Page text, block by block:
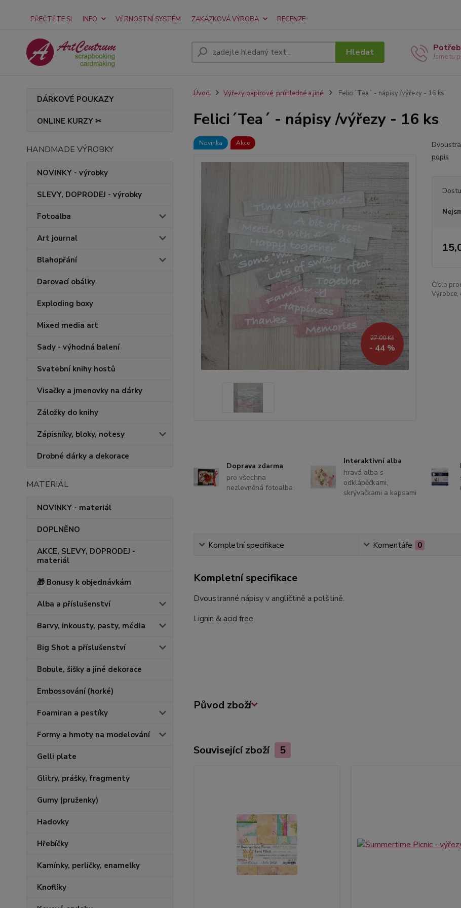
PŘEČTĚTE SI INFO VĚRNOSTNÍ SYSTÉM ZAKÁZKOVÁ VÝROBA RECENZE
Hledat Jsme tu
DÁRKOVÉ POUKAZY
ONLINE KURZY ✂
HANDMADE VÝROBKY
NOVINKY - výrobky
SLEVY, DOPRODEJ - výrobky
Fotoalba
Art journal
Blahopřání
Darovací obálky
Exploding boxy
Mixed media art
Sady - výhodná balení
Svatební knihy hostů
Visačky a jmenovky na dárky
Záložky do knihy
Zápisníky, bloky, notesy
Drobné dárky a dekorace
MATERIÁL
NOVINKY - materiál
DOPLNĚNO
AKCE, SLEVY, DOPRODEJ -
materiál
🎁 Bonusy k objednávkám
Alba a příslušenství
Barvy, inkousty, pasty, média
Big Shot a příslušenství
Bobule, šišky a jiné dekorace
Embossování (horké)
Foamiran a pestíky
Formy a hmoty na modelování
Gelli plate
Glitry, prášky, fragmenty
Gumy (pruženky)
Hadovky
Hřebíčky
Kamínky, perličky, enamelky
Knoflíky
Úvod Výřezy papírové, průhledné a jiné Felici´Tea´ - nápisy /výřezy - 16 ks
Felici´Tea´ - nápisy /výřezy - 16 ks
Novinka Akce
27,00 Kč
- 44 %
popis
Číslo
Výrobce,
Doprava zdarma
pro všechna
nezlevněná fotoalba
Interaktivní alba
hravá alba s
odklápěčkami,
skrývačkami a kapsami
Kompletní specifikace Komentáře 0
Kompletní specifikace
Dvoustranné nápisy v angličtině a polštině.
Lignin & acid free.
Původ zboží
Související zboží 5